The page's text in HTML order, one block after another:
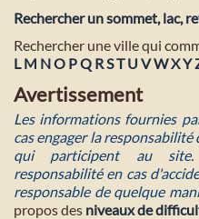
Rechercher un sommet, lac,
Rechercher une ville qui
L M NO PQ R ST U VWXY
Avertissement
Les informations fournies
cas engager la
qui participent au site.
responsabilité en cas
responsable de quelque
propos des niveaux de